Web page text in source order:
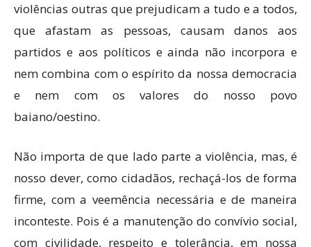
violências outras que prejudicam a tudo e a todos,
que afastam as pessoas, causam danos aos
partidos e aos políticos e ainda não incorpora e
nem combina com o espírito da nossa democracia
e nem com os valores do nosso povo
baiano/oestino.
Não importa de que lado parte a violência, mas, é
nosso dever, como cidadãos, rechaçá-los de forma
firme, com a veemência necessária e de maneira
inconteste. Pois é a manutenção do convívio social,
com civilidade, respeito e tolerância, em nossa